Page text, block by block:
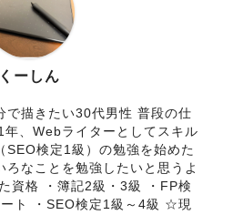
くーしん
で描きたい30代男性 普段の仕
、Webライターとしてスキル
SEO検定1級）の勉強を始めた
ろなことを勉強したいと思うよ
資格 ・簿記2級・3級 ・FP検
ト ・SEO検定1級～4級 ☆現